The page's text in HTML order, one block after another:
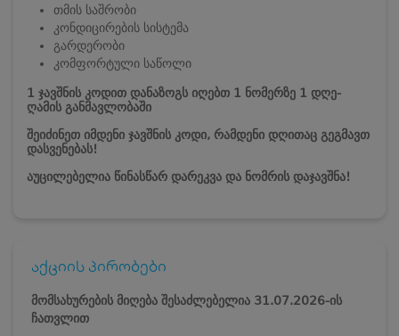
თმის საშრობი
კონდიცირების სისტემა
გარდერობი
კომფორტული საწოლი
1 ჯავშნის კოდით დანაზოგს იღებთ 1 ნომერზე 1 დღე-
ღამის განმავლობაში
შეიძინეთ იმდენი ჯავშნის კოდი, რამდენი დღითაც გეგმავთ
დასვენებას!
აუცილებელია წინასწარ დარეკვა და ნომრის დაჯავშნა!
აქციის პირობები
მომსახურების მიღება შესაძლებელია 31.07.2026-ის
ჩათვლით